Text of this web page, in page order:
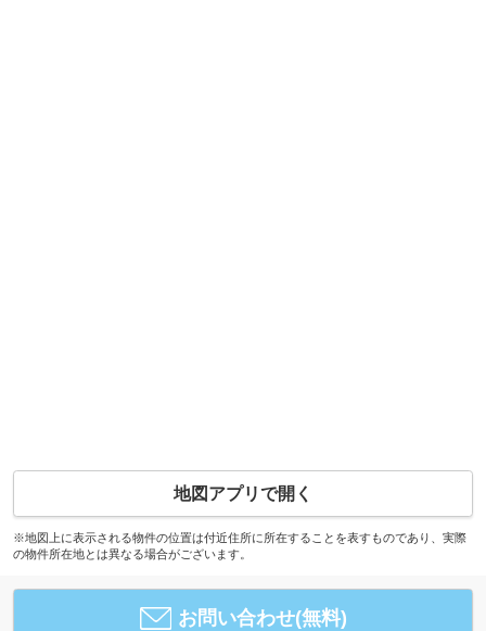
地図アプリで開く
※地図上に表示される物件の位置は付近住所に所在することを表すものであり、実際
の物件所在地とは異なる場合がございます。
お問い合わせ(無料)